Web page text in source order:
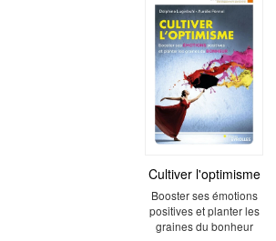
Cultiver l'optimisme
Booster ses émotions
positives et planter les
graines du bonheur